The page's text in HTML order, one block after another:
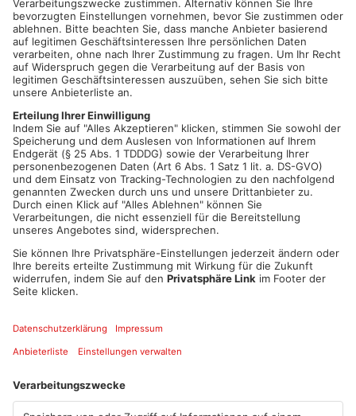
Funklöcher gibt es zwar weniger als früher-aber es gibt sie! Wo
genau sie lauern, ist von Anbieter zu Anbieter verschieden.
Aber wisst ihr denn, wo genau es bei uns im Primaveraland
welche gibt?Gerade im Kreis Miltenberg suchen wir noch
welche... ;-)
Schreibt uns gerne:
Name*
E-Mail-Adresse*
Telefon*
Nachricht*